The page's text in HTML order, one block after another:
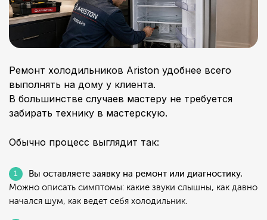
Ремонт холодильников Ariston удобнее всего
выполнять на дому у клиента.
В большинстве случаев мастеру не требуется
забирать технику в мастерскую.
Обычно процесс выглядит так:
Вы оставляете заявку на ремонт или диагностику.
Можно описать симптомы: какие звуки слышны, как давно
начался шум, как ведет себя холодильник.